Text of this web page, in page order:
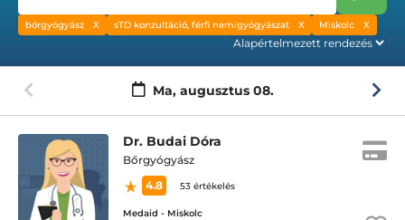
bőrgyógyász sTD konzultáció, férfi nemigyógyászat Miskolc
Ma, augusztus 08.
Dr. Budai Dóra
Bőrgyógyász
4.8
53 értékelés
Medaid - Miskolc